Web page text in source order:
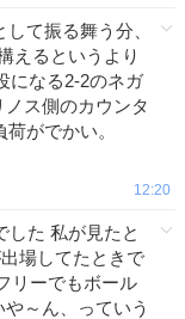
して振る舞う分、
えるというより
になる2-2のネガ
ノス側のカウンタ
がでかい。
12:20
した 私が見たと
場してたときで
リーでもボール
～ん、っていう